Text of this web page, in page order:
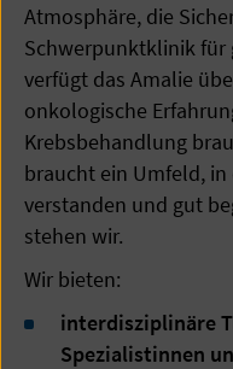
Atmosphäre, die
Schwerpunktklinik für
verfügt das Amalie
onkologische
Krebsbehandlung
braucht ein Umfeld,
verstanden und gut
stehen wir.
Wir bieten:
interdisziplinäre
Spezialistinnen